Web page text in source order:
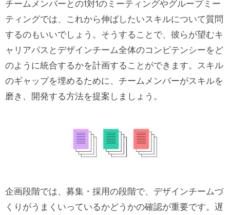
チームメンバーとの1対1のミーティングやグループミー
ティングでは、これから伸ばしたいスキルについて質問
するのもいいでしょう。そうすることで、彼らが望むキ
ャリアパスとデザインチーム全体のコンピテンシーをど
のように統合するかを計画することができます。スキル
のギャップを埋めるために、チームメンバーがスキルを
磨き、開発する方法を提案しましょう。
企画段階では、募集・採用の段階で、デザインチームづ
くりがうまくいっているかどうかの確認が重要です。遅